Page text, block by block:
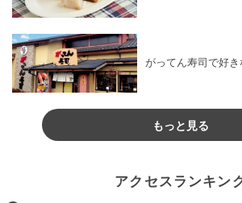
がってん寿司で好き
もっと見る
アクセスランキン